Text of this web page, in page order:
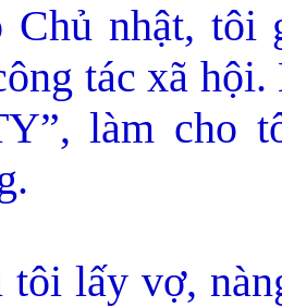
Chủ nhật, tôi
tác xã
làm cho
tôi lấy vợ,